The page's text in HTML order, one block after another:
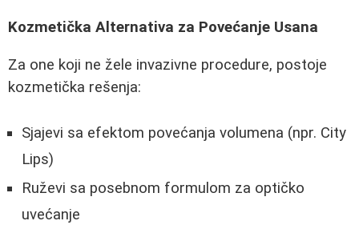
Kozmetička Alternativa za Povećanje Usana
Za one koji ne žele invazivne procedure, postoje
kozmetička rešenja:
Sjajevi sa efektom povećanja volumena (npr. City
Lips)
Ruževi sa posebnom formulom za optičko
uvećanje